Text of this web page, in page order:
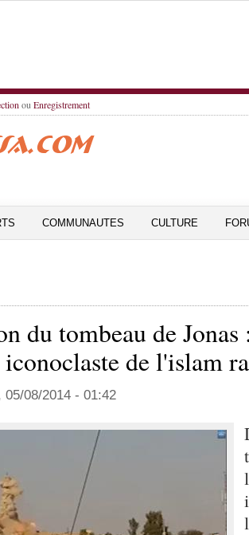
ou Enregistrement
COMMUNAUTES CULTURE
du tombeau de Jonas
de l'islam
05/08/2014 - 01:42